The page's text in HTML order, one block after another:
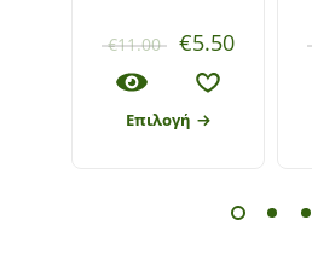
€11.00 €5.50
Επιλογή